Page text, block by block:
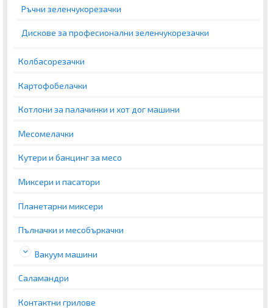
Ръчни зеленчукорезачки
Дискове за професионални зеленчукорезачки
Колбасорезачки
Картофобелачки
Котлони за палачинки и хот дог машини
Месомелачки
Кутери и банцинг за месо
Миксери и пасатори
Планетарни миксери
Пълначки и месобъркачки
Вакуум машини
Саламандри
Контактни грилове